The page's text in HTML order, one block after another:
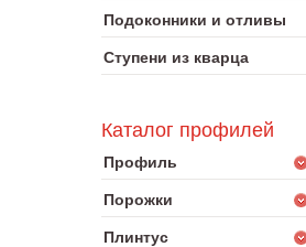
Подоконники и отливы
Ступени из кварца
Каталог профилей
Профиль
Порожки
Плинтус